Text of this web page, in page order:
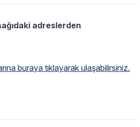
adreslerden
buraya tıklayarak ulaşabilirsiniz.